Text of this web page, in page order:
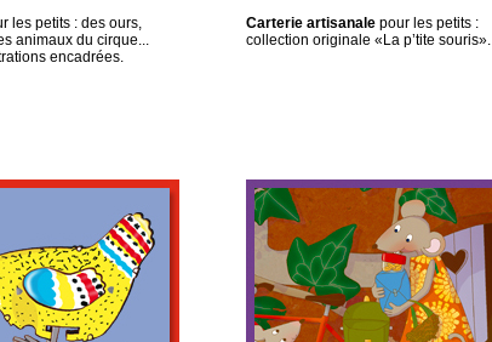
les petits : des ours,
animaux du cirque...
encadrées.
Carterie artisanale pour les petits :
collection originale «La p’tite souris».